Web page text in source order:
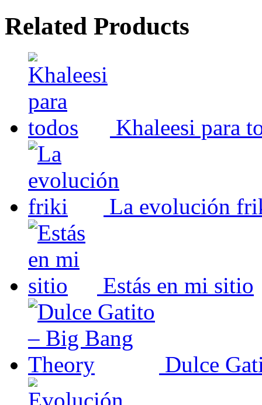
Related Products
Khaleesi para
La evolución
Estás en mi sitio
Dulce